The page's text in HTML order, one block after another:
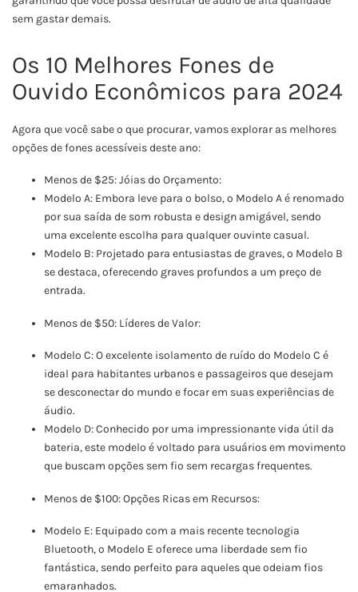
sem gastar demais.
Os 10 Melhores Fones de
Ouvido Econômicos para 2024
Agora que você sabe o que procurar, vamos explorar as melhores
opções de fones acessíveis deste ano:
Menos de $25: Jóias do Orçamento:
Modelo A: Embora leve para o bolso, o Modelo A é renomado
por sua saída de som robusta e design amigável, sendo
uma excelente escolha para qualquer ouvinte casual.
Modelo B: Projetado para entusiastas de graves, o Modelo B
se destaca, oferecendo graves profundos a um preço de
entrada.
Menos de $50: Líderes de Valor:
Modelo C: O excelente isolamento de ruído do Modelo C é
ideal para habitantes urbanos e passageiros que desejam
se desconectar do mundo e focar em suas experiências de
áudio.
Modelo D: Conhecido por uma impressionante vida útil da
bateria, este modelo é voltado para usuários em movimento
que buscam opções sem fio sem recargas frequentes.
Menos de $100: Opções Ricas em Recursos:
Modelo E: Equipado com a mais recente tecnologia
Bluetooth, o Modelo E oferece uma liberdade sem fio
fantástica, sendo perfeito para aqueles que odeiam fios
emaranhados.